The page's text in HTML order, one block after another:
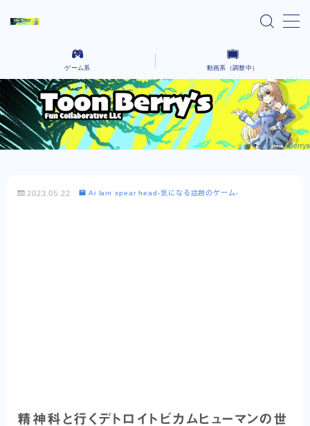
home
Ai lain spear head-気になる話題のゲーム- 気になるニュースや気になったYoutubeなどを語っていく場所です。
Black cafeーゲーム動画をコーヒーでも飲んで
コーヒーを飲みながら、さまざまなクリエイティブな作品を語るないようです。
ゲーム系 動画系（調整中）
2023.05.22 Ai lain spear head-気になる話題のゲーム-
精神科と行くデトロイトビカムヒューマンの世